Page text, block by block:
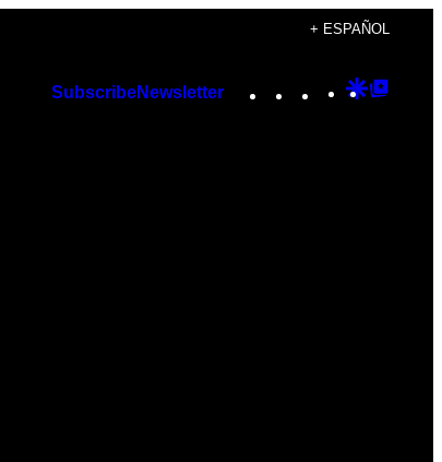
+ ESPAÑOL
SubscribeNewsletter Instagram
TikTok
YouTube
Google